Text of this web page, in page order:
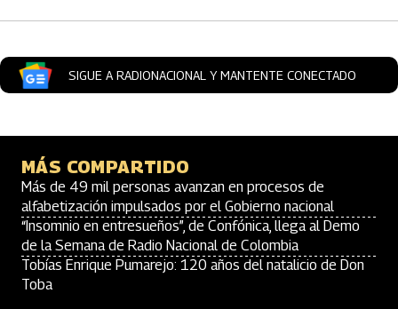
SIGUE A RADIONACIONAL Y MANTENTE CONECTADO
MÁS COMPARTIDO
Más de 49 mil personas avanzan en procesos de
alfabetización impulsados por el Gobierno nacional
“Insomnio en entresueños”, de Confónica, llega al Demo
de la Semana de Radio Nacional de Colombia
Tobías Enrique Pumarejo: 120 años del natalicio de Don
Toba